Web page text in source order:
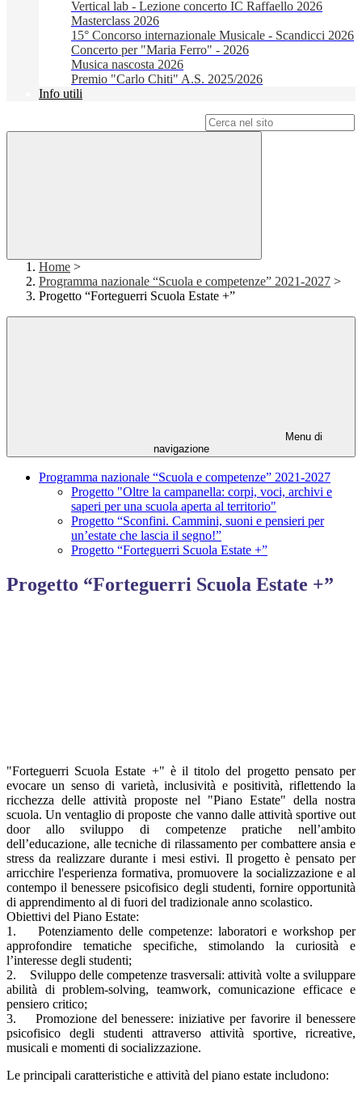
Vertical lab - Lezione concerto IC Raffaello 2026
Masterclass 2026
15° Concorso internazionale Musicale - Scandicci 2026
Concerto per "Maria Ferro" - 2026
Musica nascosta 2026
Premio "Carlo Chiti" A.S. 2025/2026
Info utili
Home >
Programma nazionale “Scuola e competenze” 2021-2027 >
Progetto “Forteguerri Scuola Estate +”
Menu di
navigazione
Programma nazionale “Scuola e competenze” 2021-2027
Progetto "Oltre la campanella: corpi, voci, archivi e
saperi per una scuola aperta al territorio"
Progetto “Sconfini. Cammini, suoni e pensieri per
un’estate che lascia il segno!”
Progetto “Forteguerri Scuola Estate +”
Progetto “Forteguerri Scuola Estate +”
"Forteguerri Scuola Estate +" è il titolo del progetto pensato per
evocare un senso di varietà, inclusività e positività, riflettendo la
ricchezza delle attività proposte nel "Piano Estate" della nostra
scuola. Un ventaglio di proposte che vanno dalle attività sportive out
door allo sviluppo di competenze pratiche nell’ambito
dell’educazione, alle tecniche di rilassamento per combattere ansia e
stress da realizzare durante i mesi estivi. Il progetto è pensato per
arricchire l'esperienza formativa, promuovere la socializzazione e al
contempo il benessere psicofisico degli studenti, fornire opportunità
di apprendimento al di fuori del tradizionale anno scolastico.
Obiettivi del Piano Estate:
1. Potenziamento delle competenze: laboratori e workshop per
approfondire tematiche specifiche, stimolando la curiosità e
l’interesse degli studenti;
2. Sviluppo delle competenze trasversali: attività volte a sviluppare
abilità di problem-solving, teamwork, comunicazione efficace e
pensiero critico;
3. Promozione del benessere: iniziative per favorire il benessere
psicofisico degli studenti attraverso attività sportive, ricreative,
musicali e momenti di socializzazione.
Le principali caratteristiche e attività del piano estate includono: